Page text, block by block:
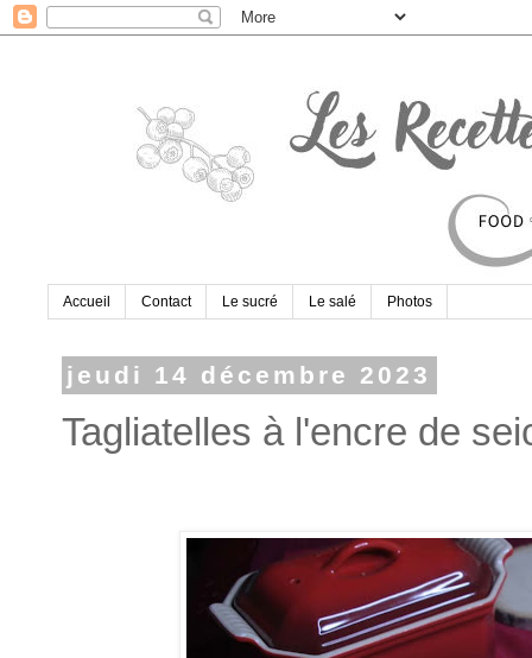
Accueil Contact Le sucré Le salé Photos
jeudi 14 décembre 2023
Tagliatelles à l'encre de